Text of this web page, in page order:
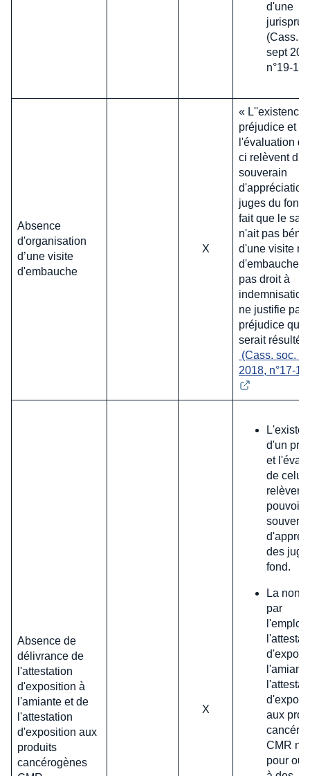
d'une
(Cass.
sept
n°19-
Absence
d'organisation
d’une visite
d'embauche
X
« L''existence
préjudice et
l'évaluation
ci relèvent du
souverain
d'appréciation
juges du fond
fait que le
n'ait pas
d'une visite
d'embauche
pas droit à
ne justifie pas
préjudice qui
serait résulté
(Cass. soc. ,
2018, n°17-
Absence de
délivrance de
l'attestation
d'exposition à
l'amiante et de
l'attestation
d'exposition aux
produits
cancérogènes
X
d'un
et
de
relèvent
pouvoir
des
fond.
La non
par
aux
CMR
pour